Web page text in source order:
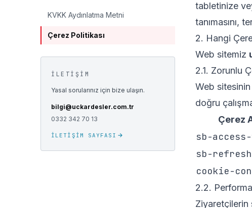
KVKK Aydınlatma Metni
Çerez Politikası
İLETIŞIM
Yasal sorularınız için bize ulaşın.
bilgi@uckardesler.com.tr
0332 342 70 13
İLETIŞIM SAYFASI
tabletinize
tanımasını,
2. Hangi
Web sitemiz
2.1. Zorunlu
Web sitesinin
doğru
Çerez
sb-
sb-
cookie-
2.2.
Ziyaretçilerin